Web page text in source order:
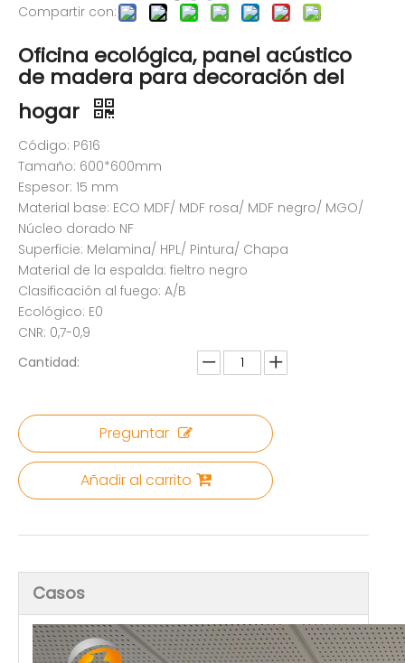
Compartir con:
Oficina ecológica, panel acústico
de madera para decoración del
hogar
Código: P616
Tamaño: 600*600mm
Espesor: 15 mm
Material base: ECO MDF/ MDF rosa/ MDF negro/ MGO/
Núcleo dorado NF
Superficie: Melamina/ HPL/ Pintura/ Chapa
Material de la espalda: fieltro negro
Clasificación al fuego: A/B
Ecológico: E0
CNR: 0,7-0,9
Cantidad:
Preguntar
Añadir al carrito
Casos